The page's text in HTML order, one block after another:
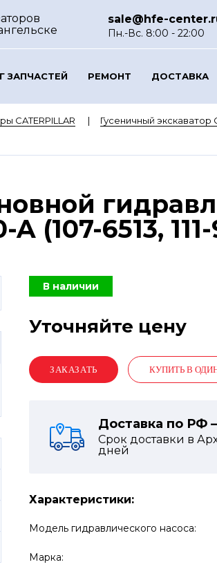
sale@hfe-
Пн.-Вс. 8:00 - 22:00
ЗАПЧАСТЕЙ РЕМОНТ ДОСТАВКА
CATERPILLAR Гусеничный экскаватор
(107-6513,
В наличии
Уточняйте цену
КУПИТЬ В
Доставка по
Срок доставки в
дней
Характеристики:
Модель гидравлического насоса:
Марка: